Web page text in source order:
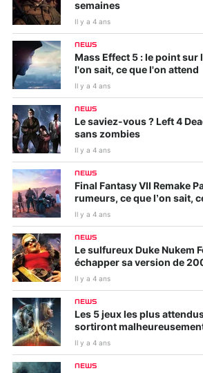
semaines
Il y a 4 ans
NEWS
Mass Effect 5 : le point sur
l'on sait, ce que l'on attend
Il y a 4 ans
NEWS
Le saviez-vous ? Left 4
sans zombies
Il y a 4 ans
NEWS
Final Fantasy VII Remake
rumeurs, ce que l’on sait,
Il y a 4 ans
NEWS
Le sulfureux Duke Nukem
échapper sa version de
Il y a 4 ans
NEWS
Les 5 jeux les plus
sortiront
Il y a 4 ans
NEWS